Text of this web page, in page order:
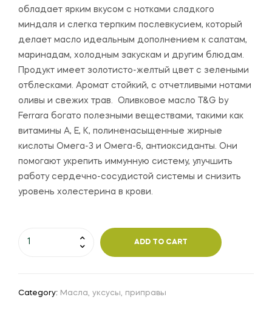
обладает ярким вкусом с нотками сладкого
миндаля и слегка терпким послевкусием, который
делает масло идеальным дополнением к салатам,
маринадам, холодным закускам и другим блюдам.
Продукт имеет золотисто-желтый цвет с зелеными
отблесками. Аромат стойкий, с отчетливыми нотами
оливы и свежих трав. Оливковое масло T&G by
Ferrara богато полезными веществами, такими как
витамины A, E, K, полиненасыщенные жирные
кислоты Омега-3 и Омега-6, антиоксиданты. Они
помогают укрепить иммунную систему, улучшить
работу сердечно-сосудистой системы и снизить
уровень холестерина в крови.
ADD TO CART
Category: Масла, уксусы, приправы